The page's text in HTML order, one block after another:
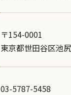
〒154-0001
東京都世田谷区池
03-5787-5458